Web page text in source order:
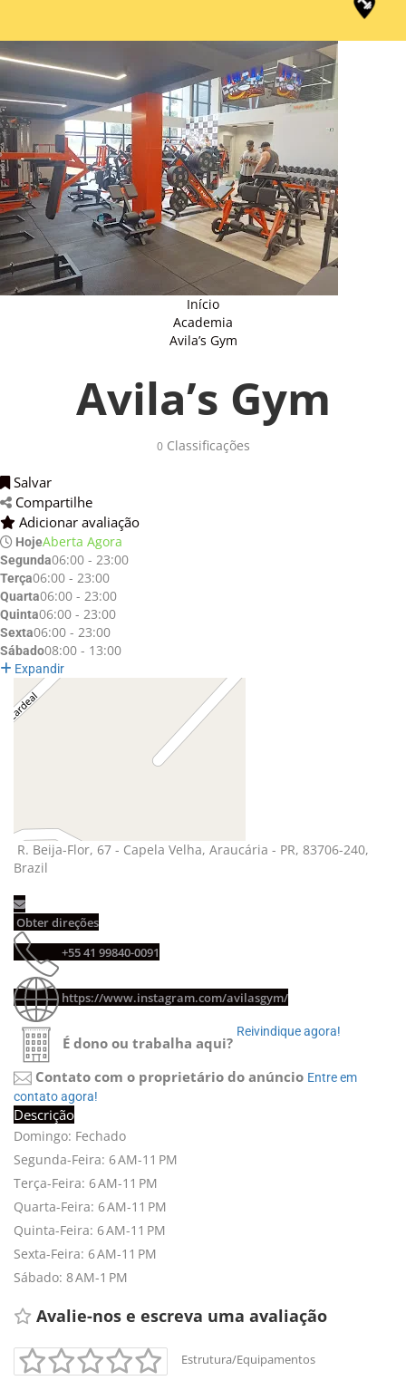
Início
Academia
Avila’s Gym
Avila’s Gym
0Classificações
Salvar
Compartilhe
Adicionar avaliação
HojeAberta Agora
Segunda06:00 - 23:00
Terça06:00 - 23:00
Quarta06:00 - 23:00
Quinta06:00 - 23:00
Sexta06:00 - 23:00
Sábado08:00 - 13:00
Expandir
R. Beija-Flor, 67 - Capela Velha, Araucária - PR, 83706-240,
Brazil
Obter direções
+55 41 99840-0091
https://www.instagram.com/avilasgym/
É dono ou trabalha aqui?
Reivindique agora!
Contato com o proprietário do anúncio Entre em
contato agora!
Descrição
Domingo: Fechado
Segunda-Feira: 6 AM-11 PM
Terça-Feira: 6 AM-11 PM
Quarta-Feira: 6 AM-11 PM
Quinta-Feira: 6 AM-11 PM
Sexta-Feira: 6 AM-11 PM
Sábado: 8 AM-1 PM
Avalie-nos e escreva uma avaliação
Estrutura/Equipamentos